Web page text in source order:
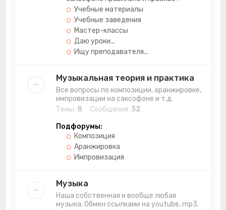
Учебные материалы
Учебные заведения
Мастер-классы
Даю уроки...
Ищу преподавателя...
Музыкальная теория и практика
Все вопросы по композиции, аранжировке,
импровизации на саксофоне и т.д.
Темы: 8 Сообщения: 32
Подфорумы:
Композиция
Аранжировка
Импровизация
Музыка
Наша собственная и вообще любая
музыка. Обмен ссылками на youtube, mp3.